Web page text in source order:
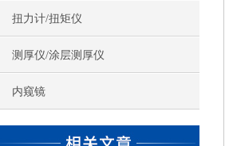
扭力计/扭矩仪
测厚仪/涂层测厚仪
内窥镜